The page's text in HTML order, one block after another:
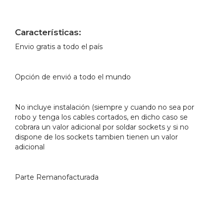
Características:
Envio gratis a todo el país
Opción de envió a todo el mundo
No incluye instalación (siempre y cuando no sea por
robo y tenga los cables cortados, en dicho caso se
cobrara un valor adicional por soldar sockets y si no
dispone de los sockets tambien tienen un valor
adicional
Parte Remanofacturada